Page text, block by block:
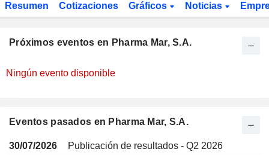
Resumen Cotizaciones Gráficos Noticias
Próximos eventos en Pharma Mar, S.A.
Ningún evento disponible
Eventos pasados en Pharma Mar, S.A.
30/07/2026
Publicación de resultados - Q2 2026